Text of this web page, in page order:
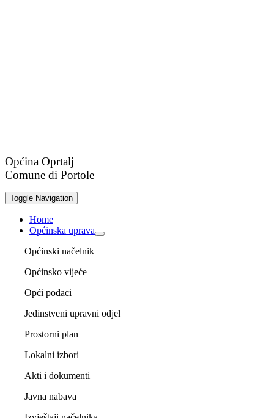
Općina Oprtalj
Comune di Portole
Toggle Navigation
Home
Općinska uprava
Općinski načelnik
Općinsko vijeće
Opći podaci
Jedinstveni upravni odjel
Prostorni plan
Lokalni izbori
Akti i dokumenti
Javna nabava